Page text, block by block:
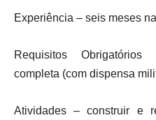
Experiência – seis meses
Requisitos
completa (com dispensa
Atividades – construir e